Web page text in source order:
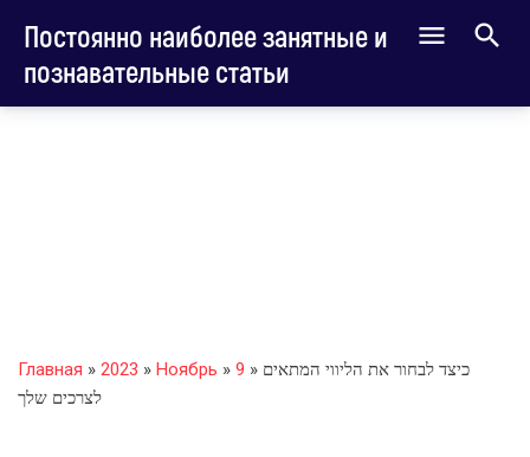
Постоянно наиболее занятные и
познавательные статьи
Главная » 2023 » Ноябрь » 9 » כיצד לבחור את הליווי המתאים
לצרכים שלך